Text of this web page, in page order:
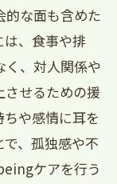
的な面も含めた
、食事や排
く、対人関係や
させるための援
や感情に耳を
、孤独感や不
ケアを行う